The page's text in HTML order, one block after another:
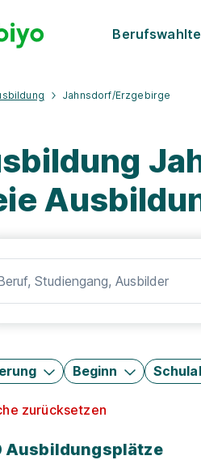
Jahnsdorf/Erzgebirge
Beginn
zurücksetzen
Ausbildungsplätze